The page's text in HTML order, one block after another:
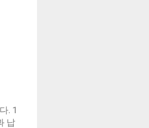
. 1
납